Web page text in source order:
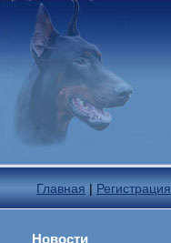
Главная | Регистрация
Новости